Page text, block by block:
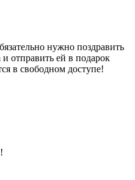
нужно поздравить
и отправить ей в подарок
в свободном доступе!